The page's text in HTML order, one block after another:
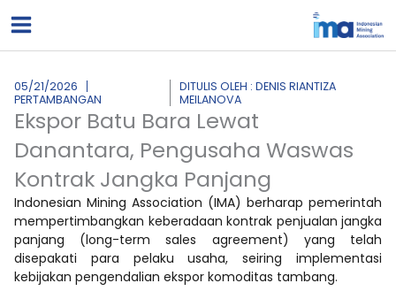
ke
05/21/2026
PERTAMBANGAN
DITULIS OLEH : DENIS RIANTIZA
MEILANOVA
Ekspor Batu Bara Lewat
Danantara, Pengusaha Waswas
Kontrak Jangka Panjang
Indonesian Mining Association (IMA) berharap pemerintah
mempertimbangkan keberadaan kontrak penjualan jangka
panjang (long-term sales agreement) yang telah
disepakati para pelaku usaha, seiring implementasi
kebijakan pengendalian ekspor komoditas tambang.